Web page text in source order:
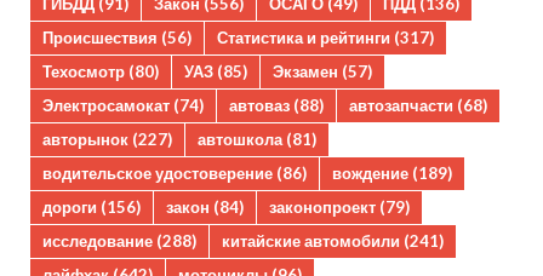
ГИБДД (91) Закон (556) ОСАГО (49) ПДД (136)
Происшествия (56) Статистика и рейтинги (317)
Техосмотр (80) УАЗ (85) Экзамен (57)
Электросамокат (74) автоваз (88) автозапчасти (68)
авторынок (227) автошкола(81)
водительское удостоверение (86) вождение (189)
дороги (156) закон (84) законопроект (79)
исследование (288) китайские автомобили (241)